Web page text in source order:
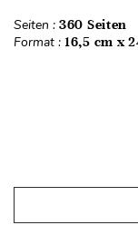
Seiten : 360 Seiten
Format : 16,5 cm x